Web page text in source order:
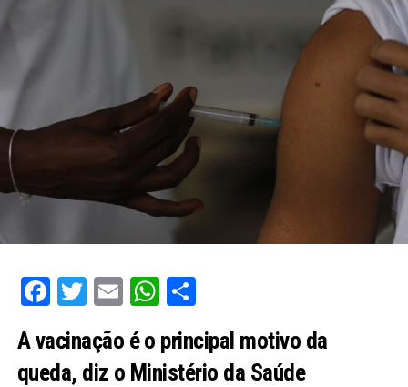
Facebook
Twitter
EmailWhatsApp
Share
A vacinação é o principal motivo da
queda, diz o Ministério da Saúde